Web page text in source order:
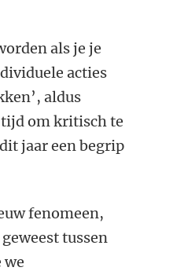
als je je
acties
aldus
tijd om kritisch te
jaar een begrip
fenomeen,
tussen
we